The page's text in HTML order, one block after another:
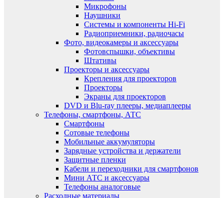
Микрофоны
Наушники
Системы и компоненты Hi-Fi
Радиоприемники, радиочасы
Фото, видеокамеры и аксессуары
Фотовспышки, объективы
Штативы
Проекторы и аксессуары
Крепления для проекторов
Проекторы
Экраны для проекторов
DVD и Blu-ray плееры, медиаплееры
Телефоны, смартфоны, АТС
Смартфоны
Сотовые телефоны
Мобильные аккумуляторы
Зарядные устройства и держатели
Защитные пленки
Кабели и переходники для смартфонов
Мини АТС и аксессуары
Телефоны аналоговые
Расходные материалы